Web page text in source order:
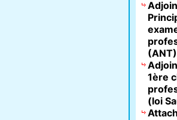
1ère
(loi